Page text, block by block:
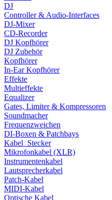
DJ
Controller & Audio-Interfaces
DJ-Mixer
CD-Recorder
DJ Kopfhörer
DJ Zubehör
Kopfhörer
In-Ear Kopfhörer
Effekte
Multieffekte
Equalizer
Gates, Limiter & Kompressoren
Soundmacher
Frequenzweichen
DI-Boxen & Patchbays
Kabel_Stecker
Mikrofonkabel (XLR)
Instrumentenkabel
Lautsprecherkabel
Patch-Kabel
MIDI-Kabel
Optische Kabel